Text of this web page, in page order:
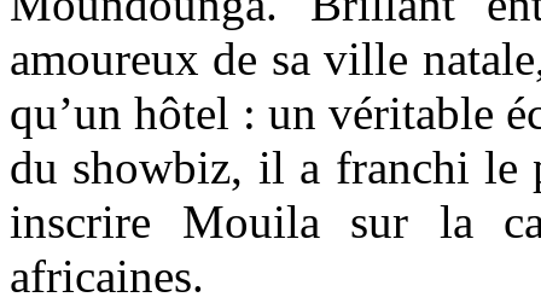
amoureux de sa ville
qu’un hôtel : un véritable
du showbiz, il a franchi le
inscrire Mouila sur la
africaines.